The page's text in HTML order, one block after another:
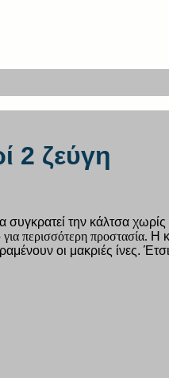
2 ζεύγη
την κάλτσα χωρίς
περισσότερη προστασία. Η
οι μακριές ίνες.